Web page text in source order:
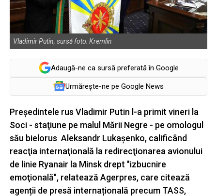
Vladimir Putin, sursă foto: Kremlin
Adaugă-ne ca sursă preferată în Google
Urmărește-ne pe Google News
Preşedintele rus Vladimir Putin l-a primit vineri la
Soci - staţiune pe malul Mării Negre - pe omologul
său bielorus Aleksandr Lukaşenko, calificând
reacţia internaţională la redirecţionarea avionului
de linie Ryanair la Minsk drept "izbucnire
emoţională", relatează Agerpres, care citează
agenții de presă internațională precum TASS,